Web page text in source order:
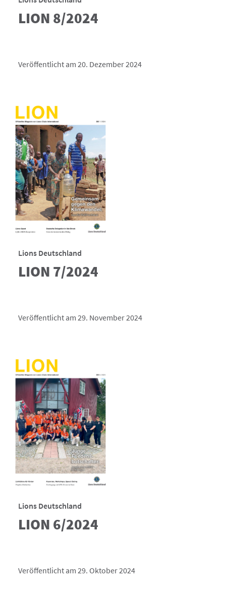
LION 8/2024
Veröffentlicht am 20. Dezember 2024
Lions Deutschland
LION 7/2024
Veröffentlicht am 29. November 2024
Lions Deutschland
LION 6/2024
Veröffentlicht am 29. Oktober 2024